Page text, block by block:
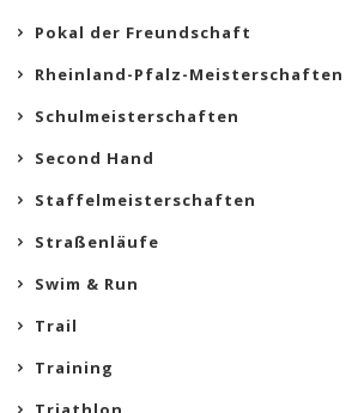
Pokal der Freundschaft
Rheinland-Pfalz-Meisterschaften
Schulmeisterschaften
Second Hand
Staffelmeisterschaften
Straßenläufe
Swim & Run
Trail
Training